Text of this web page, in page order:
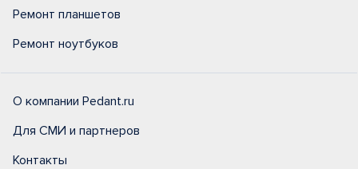
Ремонт планшетов
Ремонт ноутбуков
О компании Pedant.ru
Для СМИ и партнеров
Контакты